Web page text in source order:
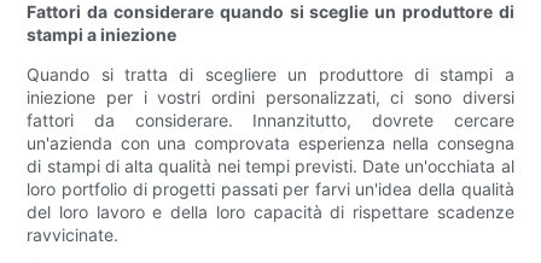
Fattori da considerare quando si sceglie un produttore di
stampi a iniezione
Quando si tratta di scegliere un produttore di stampi a
iniezione per i vostri ordini personalizzati, ci sono diversi
fattori da considerare. Innanzitutto, dovrete cercare
un'azienda con una comprovata esperienza nella consegna
di stampi di alta qualità nei tempi previsti. Date un'occhiata al
loro portfolio di progetti passati per farvi un'idea della qualità
del loro lavoro e della loro capacità di rispettare scadenze
ravvicinate.